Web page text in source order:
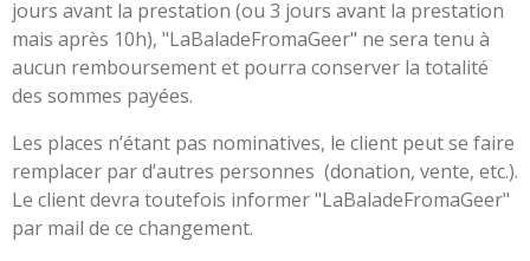
jours avant la prestation (ou 3 jours avant la prestation
mais après 10h), "LaBaladeFromaGeer" ne sera tenu à
aucun remboursement et pourra conserver la totalité
des sommes payées.
Les places n’étant pas nominatives, le client peut se faire
remplacer par d’autres personnes (donation, vente, etc.).
Le client devra toutefois informer "LaBaladeFromaGeer"
par mail de ce changement.